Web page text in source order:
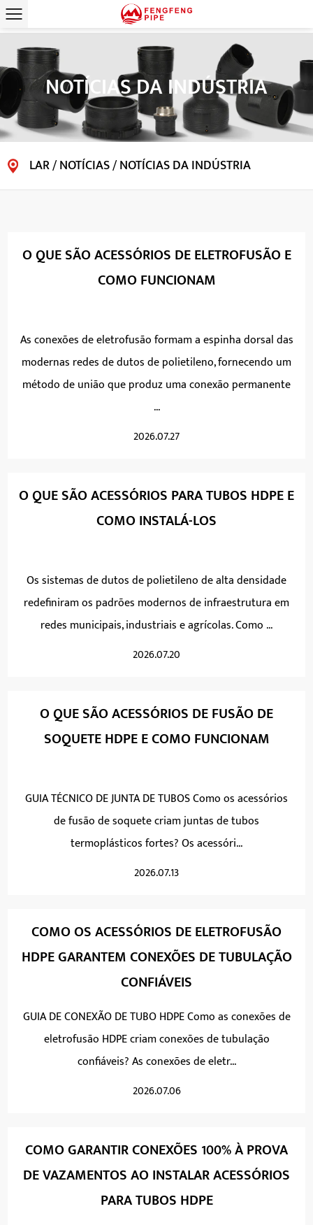
NOTÍCIAS DA INDÚSTRIA
LAR/NOTÍCIAS/NOTÍCIAS DA INDÚSTRIA
O QUE SÃO ACESSÓRIOS DE ELETROFUSÃO E
COMO FUNCIONAM
As conexões de eletrofusão formam a espinha dorsal das
modernas redes de dutos de polietileno, fornecendo um
método de união que produz uma conexão permanente
...
2026.07.27
O QUE SÃO ACESSÓRIOS PARA TUBOS HDPE E
COMO INSTALÁ-LOS
Os sistemas de dutos de polietileno de alta densidade
redefiniram os padrões modernos de infraestrutura em
redes municipais, industriais e agrícolas. Como ...
2026.07.20
O QUE SÃO ACESSÓRIOS DE FUSÃO DE
SOQUETE HDPE E COMO FUNCIONAM
GUIA TÉCNICO DE JUNTA DE TUBOS Como os acessórios
de fusão de soquete criam juntas de tubos
termoplásticos fortes? Os acessóri...
2026.07.13
COMO OS ACESSÓRIOS DE ELETROFUSÃO
HDPE GARANTEM CONEXÕES DE TUBULAÇÃO
CONFIÁVEIS
GUIA DE CONEXÃO DE TUBO HDPE Como as conexões de
eletrofusão HDPE criam conexões de tubulação
confiáveis? As conexões de eletr...
2026.07.06
COMO GARANTIR CONEXÕES 100% À PROVA
DE VAZAMENTOS AO INSTALAR ACESSÓRIOS
PARA TUBOS HDPE